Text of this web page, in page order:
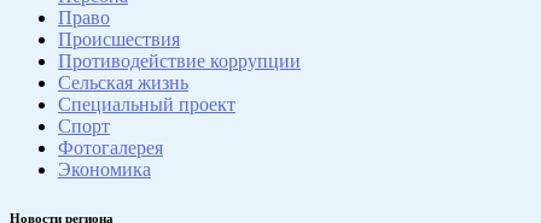
Право
Происшествия
Противодействие коррупции
Сельская жизнь
Специальный проект
Спорт
Фотогалерея
Экономика
Новости региона